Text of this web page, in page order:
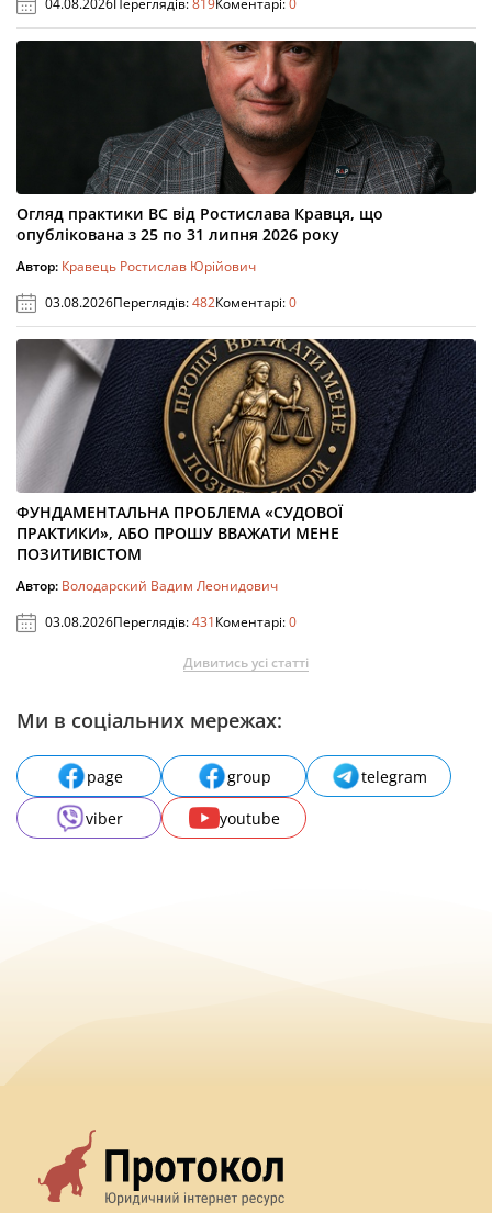
04.08.2026Переглядів:819Коментарі:0
Огляд практики ВС від Ростислава Кравця, що
опублікована з 25 по 31 липня 2026 року
Автор: Кравець Ростислав Юрійович
03.08.2026Переглядів:482Коментарі:0
ФУНДАМЕНТАЛЬНА ПРОБЛЕМА «СУДОВОЇ
ПРАКТИКИ», АБО ПРОШУ ВВАЖАТИ МЕНЕ
ПОЗИТИВІСТОМ
Автор: Володарский Вадим Леонидович
03.08.2026Переглядів:431Коментарі:0
Дивитись усі статті
Ми в соціальних мережах:
page group
telegram
viber
youtube